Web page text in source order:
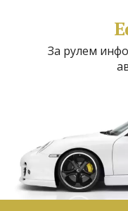
За рулем